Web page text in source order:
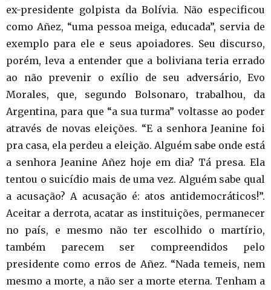
ex-presidente golpista da Bolívia. Não especificou
como Añez, “uma pessoa meiga, educada”, servia de
exemplo para ele e seus apoiadores. Seu discurso,
porém, leva a entender que a boliviana teria errado
ao não prevenir o exílio de seu adversário, Evo
Morales, que, segundo Bolsonaro, trabalhou, da
Argentina, para que “a sua turma” voltasse ao poder
através de novas eleições. “E a senhora Jeanine foi
pra casa, ela perdeu a eleição. Alguém sabe onde está
a senhora Jeanine Añez hoje em dia? Tá presa. Ela
tentou o suicídio mais de uma vez. Alguém sabe qual
a acusação? A acusação é: atos antidemocráticos!”.
Aceitar a derrota, acatar as instituições, permanecer
no país, e mesmo não ter escolhido o martírio,
também parecem ser compreendidos pelo
presidente como erros de Añez. “Nada temeis, nem
mesmo a morte, a não ser a morte eterna. Tenham a